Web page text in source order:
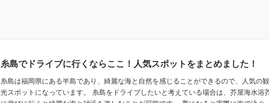
糸島でドライブに行くならここ！人気スポットをまとめました！
糸島は福岡県にある半島であり、綺麗な海と自然を感じることができるので、人気の観
光スポットになっています。 糸島をドライブしたいと考えている場合は、芥屋海水浴芥